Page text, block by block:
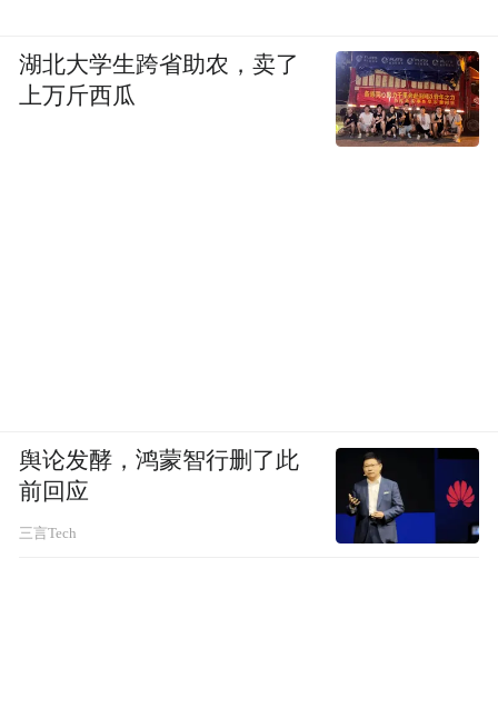
湖北大学生跨省助农，卖了
上万斤西瓜
舆论发酵，鸿蒙智行删了此
前回应
三言Tech